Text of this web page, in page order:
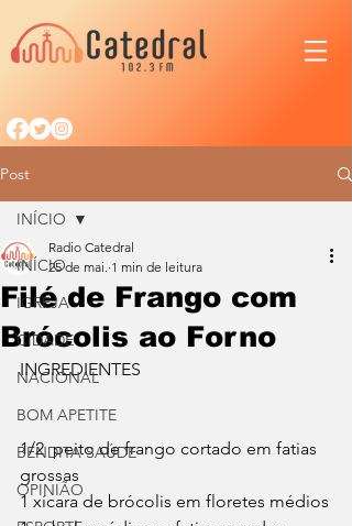
Post
INÍCIO
IGREJA
CIDADE
NACIONAL
BOM APETITE
BENDITA SAÚDE
OPINIÃO
INÍCIO
Filé de Frango com
Brócolis ao Forno
Radio Catedral
25 de mai. 1 min de leitura
INGREDIENTES
1/2  peito de frango cortado em fatias
grossas
1 xícara de brócolis em floretes médios